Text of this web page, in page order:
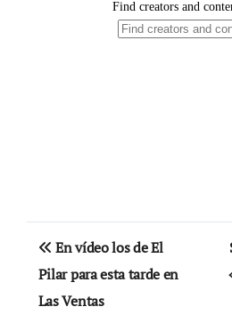
Navegación
de
entradas
En vídeo los de El
Pilar para esta tarde en
Las Ventas